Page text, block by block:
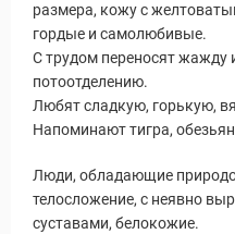
размера, кожу с
гордые и самолюбивые.
С трудом переносят жажду
потоотделению.
Любят сладкую, горькую,
Напоминают тигра,
Люди, обладающие
телосложение, с неявно
суставами, белокожие.